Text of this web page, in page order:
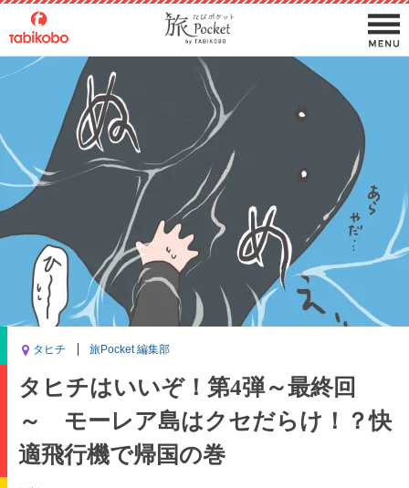
タヒチ 旅Pocket 編集部
タヒチはいいぞ！第4弾～最終回
～ モーレア島はクセだらけ！？快
適飛行機で帰国の巻